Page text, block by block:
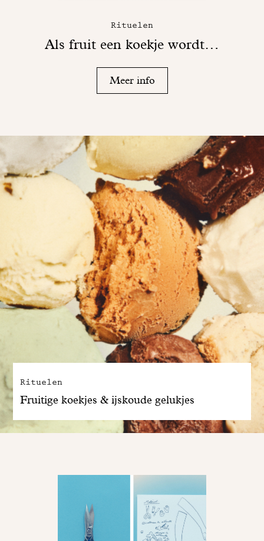
Rituelen
Als fruit een koekje wordt…
Meer info
Rituelen
Fruitige koekjes & ijskoude gelukjes